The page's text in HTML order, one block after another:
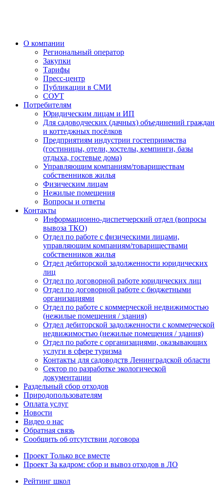
О компании
Региональный оператор
Закупки
Тарифы
Пресс-центр
Публикации в СМИ
СОУТ
Потребителям
Юридическим лицам и ИП
Для садоводческих (дачных) объединений граждан
и коттеджных посёлков
Предприятиям индустрии гостеприимства
(гостиницы, отели, хостелы, кемпинги, базы
отдыха, гостевые дома)
Управляющим компаниям/товариществам
собственников жилья
Физическим лицам
Нежилые помещения
Вопросы и ответы
Контакты
Информационно-диспетчерский отдел (вопросы
вывоза ТКО)
Отдел по работе с физическими лицами,
управляющим компаниям/товариществами
собственников жилья
Отдел дебиторской задолженности юридических
лиц
Отдел по договорной работе юридических лиц
Отдел по договорной работе с бюджетными
организациями
Отдел по работе с коммерческой недвижимостью
(нежилые помещения / здания)
Отдел дебиторской задолженности с коммерческой
недвижимостью (нежилые помещения / здания)
Отдел по работе с организациями, оказывающих
услуги в сфере туризма
Контакты для садоводств Ленинградской области
Сектор по разработке экологической
документации
Раздельный сбор отходов
Природопользователям
Оплата услуг
Новости
Видео о нас
Обратная связь
Сообщить об отсутствии договора
Проект Только все вместе
Проект За кадром: сбор и вывоз отходов в ЛО
Рейтинг школ